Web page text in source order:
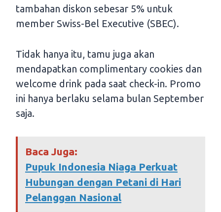
tambahan diskon sebesar 5% untuk
member Swiss-Bel Executive (SBEC).
Tidak hanya itu, tamu juga akan
mendapatkan complimentary cookies dan
welcome drink pada saat check-in. Promo
ini hanya berlaku selama bulan September
saja.
Baca Juga:
Pupuk Indonesia Niaga Perkuat
Hubungan dengan Petani di Hari
Pelanggan Nasional